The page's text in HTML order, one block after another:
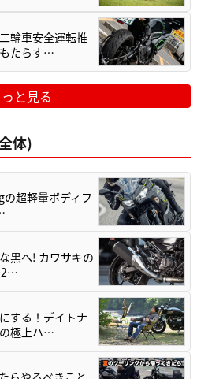
輪車安全運転推
たらす…
と見る
体)
超軽量ボディフ
黒へ! カワサキの
する！デイトナ
極上ハ…